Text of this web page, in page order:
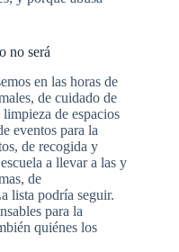
no será
en las horas de
de cuidado de
de espacios
eventos para la
de recogida y
a llevar a las y
de
lista podría seguir.
para la
quiénes los